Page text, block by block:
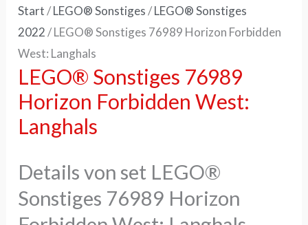
Start/LEGO® Sonstiges/LEGO® Sonstiges
2022/ LEGO® Sonstiges 76989 Horizon Forbidden
West: Langhals
LEGO® Sonstiges 76989
Horizon Forbidden West:
Langhals
Details von set LEGO®
Sonstiges 76989 Horizon